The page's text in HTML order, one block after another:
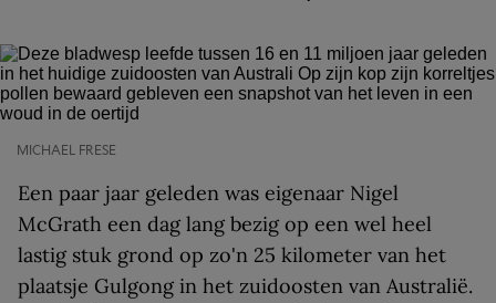
MICHAEL FRESE
Een paar jaar geleden was eigenaar Nigel
McGrath een dag lang bezig op een wel heel
lastig stuk grond op zo'n 25 kilometer van het
plaatsje Gulgong in het zuidoosten van Australië.